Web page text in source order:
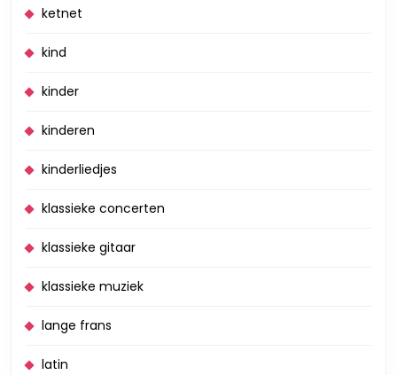
ketnet
kind
kinder
kinderen
kinderliedjes
klassieke concerten
klassieke gitaar
klassieke muziek
lange frans
latin